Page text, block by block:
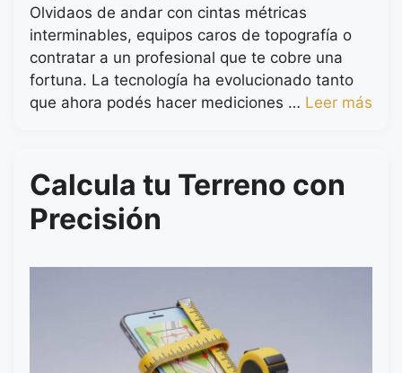
Olvidaos de andar con cintas métricas
interminables, equipos caros de topografía o
contratar a un profesional que te cobre una
fortuna. La tecnología ha evolucionado tanto
que ahora podés hacer mediciones … Leer más
Calcula tu Terreno con
Precisión